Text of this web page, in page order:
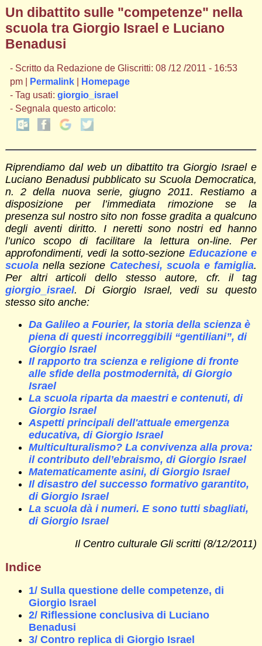
Un dibattito sulle "competenze" nella
scuola tra Giorgio Israel e Luciano
Benadusi
- Scritto da Redazione de Gliscritti: 08 /12 /2011 - 16:53
pm |
Permalink|
Homepage
- Tag usati: giorgio_israel
- Segnala questo articolo:
Riprendiamo dal web un dibattito tra Giorgio Israel e
Luciano Benadusi pubblicato su Scuola Democratica,
n. 2 della nuova serie, giugno 2011. Restiamo a
disposizione per l’immediata rimozione se la
presenza sul nostro sito non fosse gradita a qualcuno
degli aventi diritto. I neretti sono nostri ed hanno
l’unico scopo di facilitare la lettura on-line. Per
approfondimenti, vedi la sotto-sezione Educazione e
scuolanella sezione Catechesi, scuola e famiglia.
Per altri articoli dello stesso autore, cfr. il tag
giorgio_israel. Di Giorgio Israel, vedi su questo
stesso sito anche:
Da Galileo a Fourier, la storia della scienza è
piena di questi incorreggibili “gentiliani”, di
Giorgio Israel
Il rapporto tra scienza e religione di fronte
alle sfide della postmodernità, di Giorgio
Israel
La scuola riparta da maestri e contenuti, di
Giorgio Israel
Aspetti principali dell'attuale emergenza
educativa, di Giorgio Israel
Multiculturalismo? La convivenza alla prova:
il contributo dell’ebraismo, di Giorgio Israel
Matematicamente asini, di Giorgio Israel
Il disastro del successo formativo garantito,
di Giorgio Israel
La scuola dà i numeri. E sono tutti sbagliati,
di Giorgio Israel
Il Centro culturale Gli scritti (8/12/2011)
Indice
1/ Sulla questione delle competenze, di
Giorgio Israel
2/ Riflessione conclusiva di Luciano
Benadusi
3/ Contro replica di Giorgio Israel